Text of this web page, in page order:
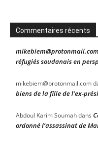
Commentaires récents
mikebiem@protonmail.com
réfugiés soudanais en
mikebiem@protonmail.com
biens de la fille de l’ex-
Abdoul Karim Soumahdans
ordonné l’assassinat de